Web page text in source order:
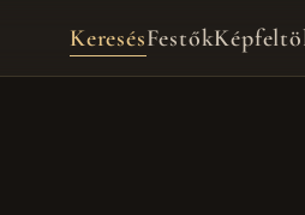
KeresésFestők